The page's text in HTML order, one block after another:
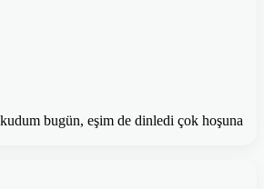
bugün, eşim de dinledi çok hoşuna